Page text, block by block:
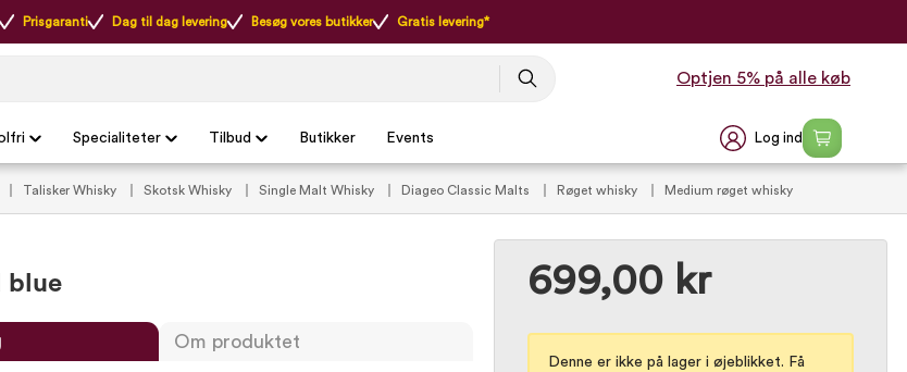
Prisgaranti Dag til dag levering Besøg vores butikker Gratis levering*
Optjen 5% på alle køb
Specialiteter Tilbud Butikker Events Log ind
Talisker Whisky Skotsk Whisky Single Malt Whisky Diageo Classic Malts Røget whisky Medium røget whisky
699,00 kr
Denne er ikke på lager i øjeblikket. Få
blue
Om produktet